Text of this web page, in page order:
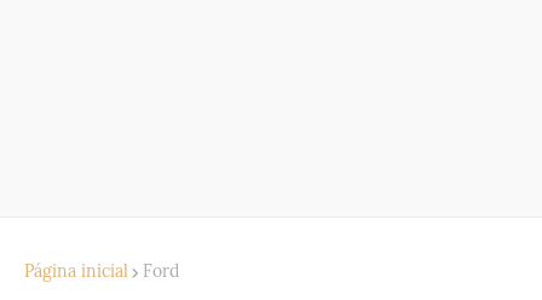
Página inicial Ford